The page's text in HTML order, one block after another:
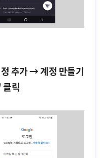
추가 → 계정 만들기
릭